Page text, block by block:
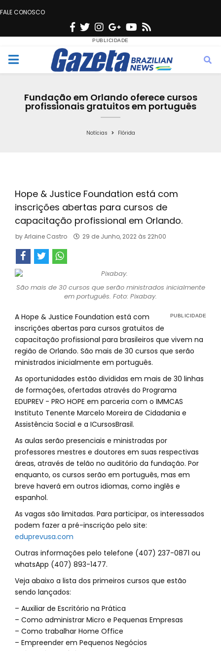
FALE CONOSCO
F
c
e
o
T
w
i
t
e
r
n
s
t
g
r
a
G
o
o
g
e
Y
u
t
b
s
M
Fundação em Orlando oferece cursos
profissionais gratuitos em português
Notícias Flórida
Hope & Justice Foundation está com
inscrições abertas para cursos de
capacitação profissional em Orlando.
byArlaine Castro 29 de Junho, 2022 às 22h00
São mais de 30 cursos que serão ministrados inicialmente
em português. Foto: Pixabay.
A Hope & Justice Foundation está com
inscrições abertas para cursos gratuitos de
capacitação profissional para brasileiros que vivem na
região de Orlando. São mais de 30 cursos que serão
ministrados inicialmente em português.
As oportunidades estão divididas em mais de 30 linhas
de formações, ofertadas através do Programa
EDUPREV - PRO HOPE em parceria com o IMMCAS
Instituto Tenente Marcelo Moreira de Cidadania e
Assistência Social e a ICursosBrasil.
As aulas serão presenciais e ministradas por
professores mestres e doutores em suas respectivas
áreas, através de telão no auditório da fundação. Por
enquanto, os cursos serão em português, mas em
breve haverá em outros idiomas, como inglês e
espanhol.
As vagas são limitadas. Para participar, os interessados
podem fazer a pré-inscrição pelo site:
eduprevusa.com
Outras informações pelo telefone (407) 237-0871 ou
whatsApp (407) 893-1477.
Veja abaixo a lista dos primeiros cursos que estão
sendo lançados:
– Auxiliar de Escritório na Prática
– Como administrar Micro e Pequenas Empresas
– Como trabalhar Home Office
– Empreender em Pequenos Negócios